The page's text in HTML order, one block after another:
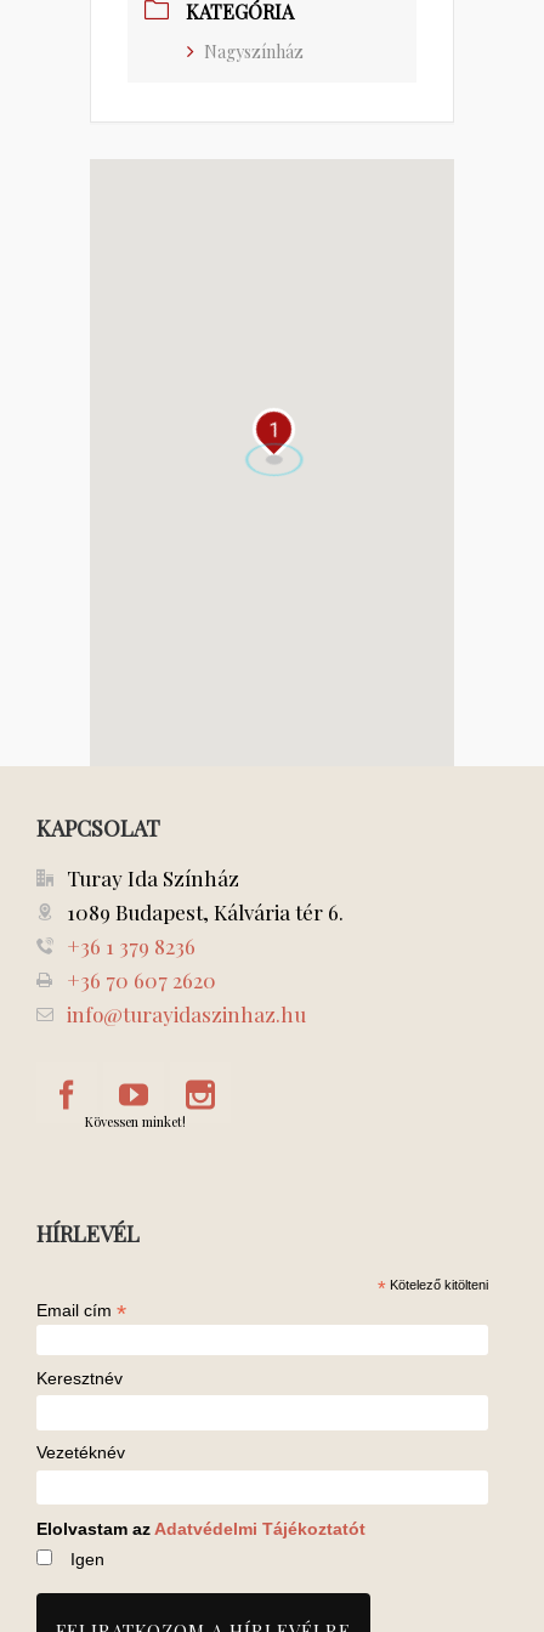
KATEGÓRIA
Nagyszínház
1
KAPCSOLAT
Turay Ida Színház
1089 Budapest, Kálvária tér 6.
+36 1 379 8236
+36 70 607 2620
info@turayidaszinhaz.hu
Kövessen minket!
HÍRLEVÉL
* Kötelező kitölteni
Email cím *
Keresztnév
Vezetéknév
Elolvastam az Adatvédelmi Tájékoztatót
Igen